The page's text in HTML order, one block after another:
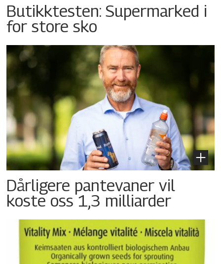
Butikktesten: Supermarked i
for store sko
Dårligere pantevaner vil
koste oss 1,3 milliarder